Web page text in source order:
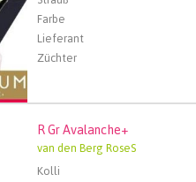
Farbe
Lieferant
Züchter
R Gr Avalanche+
van den Berg RoseS
Kolli